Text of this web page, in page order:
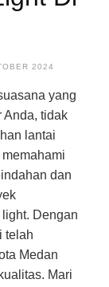
2024
yang
Anda, tidak
lantai
dan
Dengan
telah
Medan
Mari